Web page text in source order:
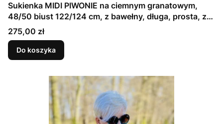
Sukienka MIDI PIWONIE na ciemnym granatowym,
48/50 biust 122/124 cm, z bawełny, długa, prosta, z
kieszeniami
Cena
275,00 zł
Do koszyka